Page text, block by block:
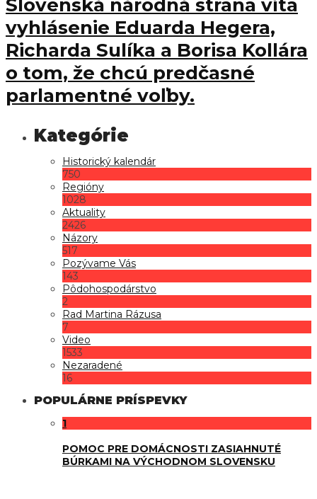
Slovenská národná strana víta
vyhlásenie Eduarda Hegera,
Richarda Sulíka a Borisa Kollára
o tom, že chcú predčasné
parlamentné voľby.
Historický kalendár
750
Regióny
1028
Aktuality
2426
Názory
517
Pozývame Vás
143
Pôdohospodárstvo
2
Rad Martina Rázusa
7
Video
1533
Nezaradené
16
POPULÁRNE PRÍSPEVKY
1
POMOC PRE DOMÁCNOSTI ZASIAHNUTÉ
BÚRKAMI NA VÝCHODNOM SLOVENSKU